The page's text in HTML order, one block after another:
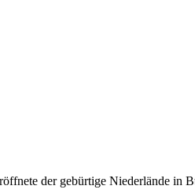
der gebürtige Niederlände in